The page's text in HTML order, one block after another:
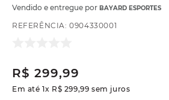
Vendido e entregue por BAYARD ESPORTES
REFERÊNCIA:0904330001
R$ 299,99
Em até1x R$ 299,99 sem juros